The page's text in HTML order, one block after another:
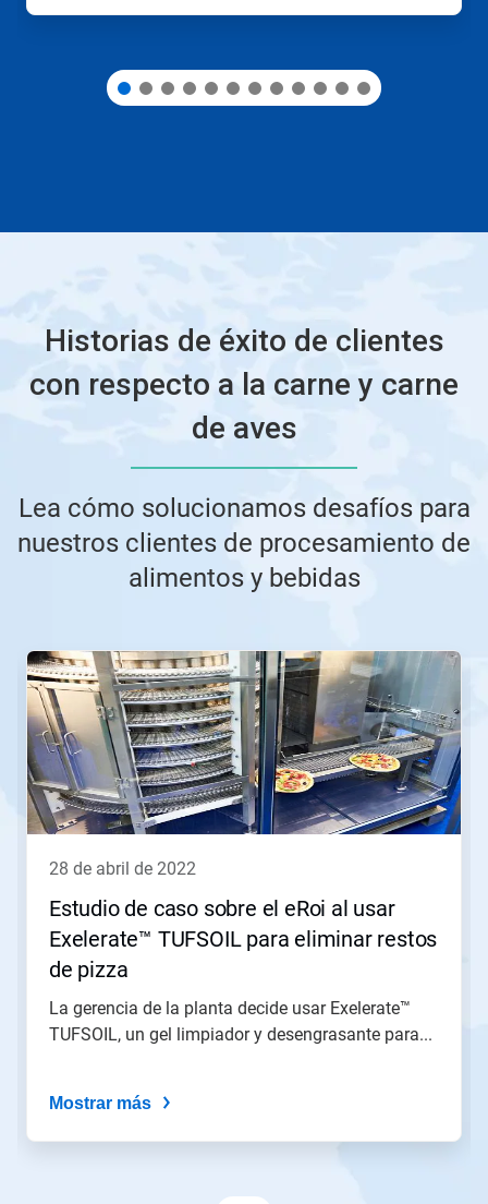
diapositiva.
Historias de éxito de clientes
con respecto a la carne y carne
de aves
Lea cómo solucionamos desafíos para
nuestros clientes de procesamiento de
alimentos y bebidas
Esto
es
un
carrusel.
Use
los
botones
Siguiente
Anterior
navegar,
diapositiva
utilizando
puntos
diapositiva.
28 de abril de 2022
Estudio de caso sobre el eRoi al usar
Exelerate™ TUFSOIL para eliminar restos
de pizza
La gerencia de la planta decide usar Exelerate™
TUFSOIL, un gel limpiador y desengrasante para...
Mostrar más